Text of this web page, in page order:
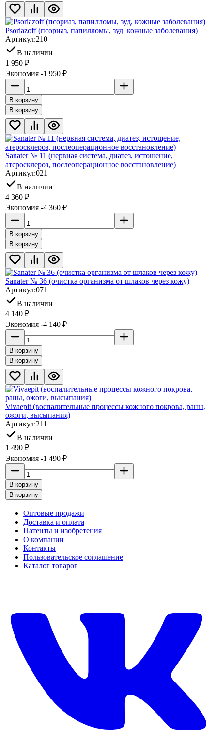
Psoriazoff (псориаз, папилломы, зуд, кожные заболевания)
Артикул:210
В наличии
1 950 ₽
Экономия -1 950 ₽
В корзину
В корзину
Sanater № 11 (нервная система, диатез, истощение,
атеросклероз, послеоперационное восстановление)
Артикул:021
В наличии
4 360 ₽
Экономия -4 360 ₽
В корзину
В корзину
Sanater № 36 (очистка организма от шлаков через кожу)
Артикул:071
В наличии
4 140 ₽
Экономия -4 140 ₽
В корзину
В корзину
Vivaepit (воспалительные процессы кожного покрова, раны,
ожоги, высыпания)
Артикул:211
В наличии
1 490 ₽
Экономия -1 490 ₽
В корзину
В корзину
Оптовые продажи
Доставка и оплата
Патенты и изобретения
О компании
Контакты
Пользовательское соглашение
Каталог товаров